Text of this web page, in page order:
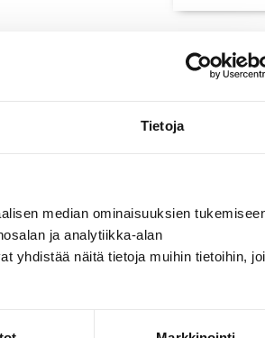
Tietoja
median ominaisuuksien
ja analytiikka-alan
yhdistää näitä tietoja muihin tietoihin,
alle 21-